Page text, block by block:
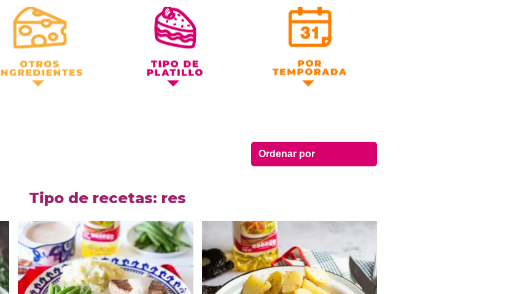
Otros Ingredientes Tipo de Platillo Por Temporada
Tipo de recetas: res